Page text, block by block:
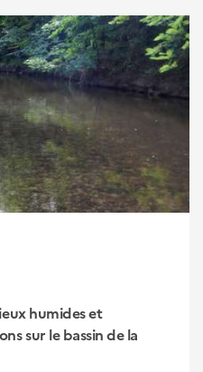
humides et
sur le bassin de la